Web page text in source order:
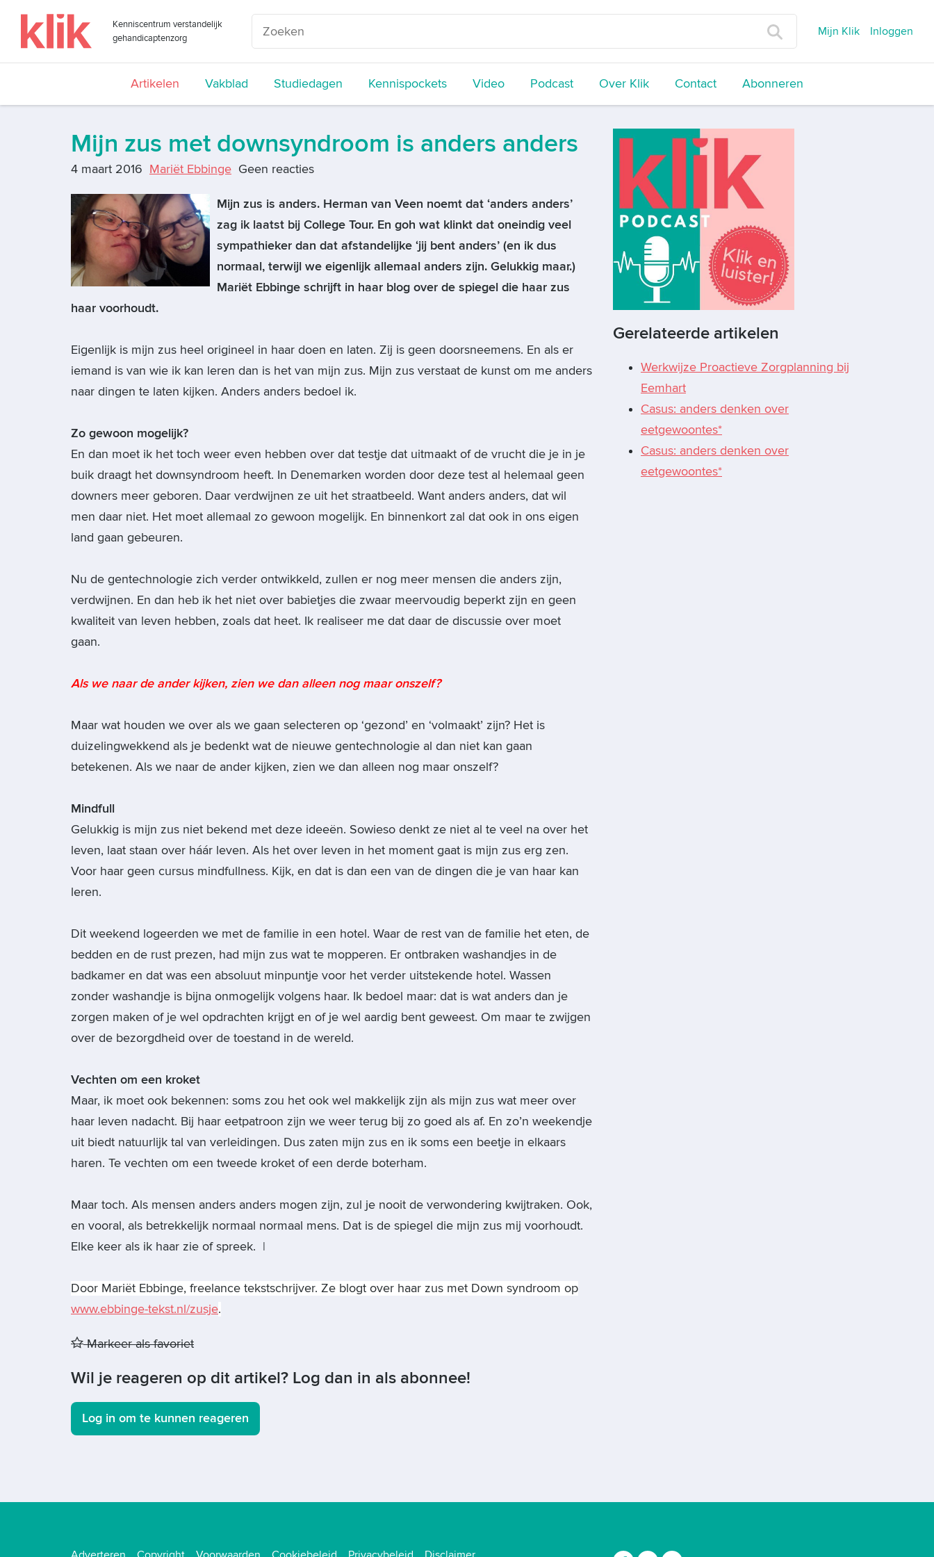
Kenniscentrum verstandelijk
gehandicaptenzorg
Mijn Klik Inloggen
Artikelen Vakblad Studiedagen Kennispockets Video Podcast Over Klik Contact Abonneren
Mijn zus met downsyndroom is anders anders
4 maart 2016 Mariët Ebbinge Geen reacties
Mijn zus is anders. Herman van Veen noemt dat ‘anders anders’
zag ik laatst bij College Tour. En goh wat klinkt dat oneindig veel
sympathieker dan dat afstandelijke ‘jij bent anders’ (en ik dus
normaal, terwijl we eigenlijk allemaal anders zijn. Gelukkig maar.)
Mariët Ebbinge schrijft in haar blog over de spiegel die haar zus
haar voorhoudt.
Eigenlijk is mijn zus heel origineel in haar doen en laten. Zij is geen doorsneemens. En als er
iemand is van wie ik kan leren dan is het van mijn zus. Mijn zus verstaat de kunst om me anders
naar dingen te laten kijken. Anders anders bedoel ik.
Zo gewoon mogelijk?
En dan moet ik het toch weer even hebben over dat testje dat uitmaakt of de vrucht die je in je
buik draagt het downsyndroom heeft. In Denemarken worden door deze test al helemaal geen
downers meer geboren. Daar verdwijnen ze uit het straatbeeld. Want anders anders, dat wil
men daar niet. Het moet allemaal zo gewoon mogelijk. En binnenkort zal dat ook in ons eigen
land gaan gebeuren.
Nu de gentechnologie zich verder ontwikkeld, zullen er nog meer mensen die anders zijn,
verdwijnen. En dan heb ik het niet over babietjes die zwaar meervoudig beperkt zijn en geen
kwaliteit van leven hebben, zoals dat heet. Ik realiseer me dat daar de discussie over moet
gaan.
Als we naar de ander kijken, zien we dan alleen nog maar onszelf?
Maar wat houden we over als we gaan selecteren op ‘gezond’ en ‘volmaakt’ zijn? Het is
duizelingwekkend als je bedenkt wat de nieuwe gentechnologie al dan niet kan gaan
betekenen. Als we naar de ander kijken, zien we dan alleen nog maar onszelf?
Mindfull
Gelukkig is mijn zus niet bekend met deze ideeën. Sowieso denkt ze niet al te veel na over het
leven, laat staan over háár leven. Als het over leven in het moment gaat is mijn zus erg zen.
Voor haar geen cursus mindfullness. Kijk, en dat is dan een van de dingen die je van haar kan
leren.
Dit weekend logeerden we met de familie in een hotel. Waar de rest van de familie het eten, de
bedden en de rust prezen, had mijn zus wat te mopperen. Er ontbraken washandjes in de
badkamer en dat was een absoluut minpuntje voor het verder uitstekende hotel. Wassen
zonder washandje is bijna onmogelijk volgens haar. Ik bedoel maar: dat is wat anders dan je
zorgen maken of je wel opdrachten krijgt en of je wel aardig bent geweest. Om maar te zwijgen
over de bezorgdheid over de toestand in de wereld.
Vechten om een kroket
Maar, ik moet ook bekennen: soms zou het ook wel makkelijk zijn als mijn zus wat meer over
haar leven nadacht. Bij haar eetpatroon zijn we weer terug bij zo goed als af. En zo’n weekendje
uit biedt natuurlijk tal van verleidingen. Dus zaten mijn zus en ik soms een beetje in elkaars
haren. Te vechten om een tweede kroket of een derde boterham.
Maar toch. Als mensen anders anders mogen zijn, zul je nooit de verwondering kwijtraken. Ook,
en vooral, als betrekkelijk normaal normaal mens. Dat is de spiegel die mijn zus mij voorhoudt.
Elke keer als ik haar zie of spreek. |
Door Mariët Ebbinge, freelance tekstschrijver. Ze blogt over haar zus met Down syndroom op
www.ebbinge-tekst.nl/zusje.
Markeer als favoriet
Wil je reageren op dit artikel? Log dan in als abonnee!
Log in om te kunnen reageren
Gerelateerde artikelen
Werkwijze Proactieve Zorgplanning bij
Eemhart
Casus: anders denken over
eetgewoontes*
Casus: anders denken over
eetgewoontes*